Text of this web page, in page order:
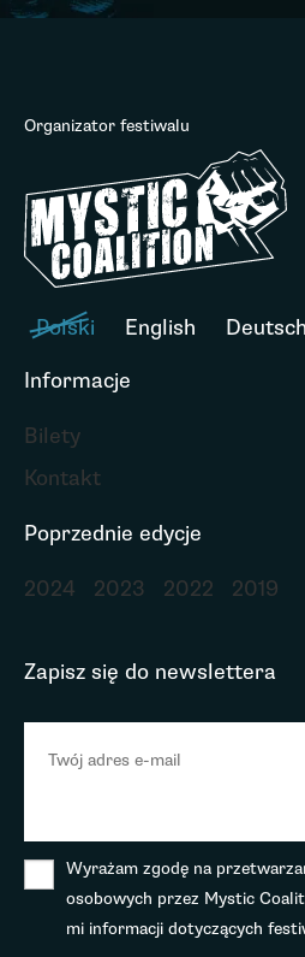
Organizator festiwalu
Polski English
Deutsch
Informacje
Bilety
Kontakt
Poprzednie edycje
2024 2023 2022 2019
Zapisz się do newslettera
Wyrażam zgodę na
osobowych przez Mystic
mi informacji dotyczących